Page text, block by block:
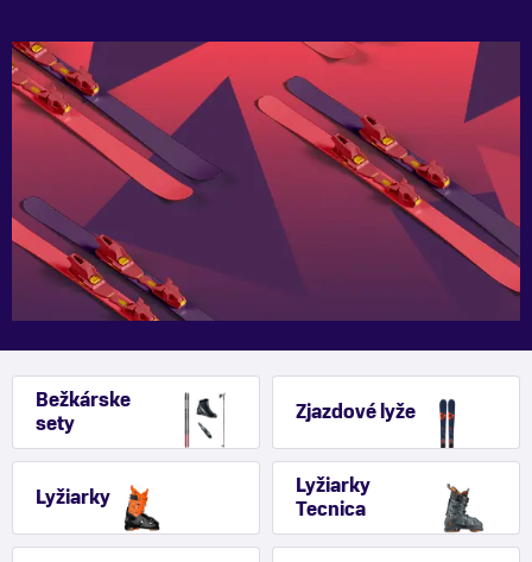
Bežkárske
sety
Zjazdové lyže
Lyžiarky
Lyžiarky
Tecnica